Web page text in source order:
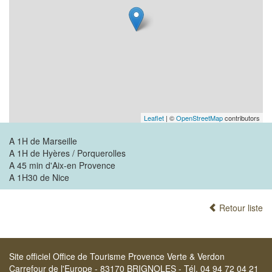
Leaflet | ©OpenStreetMapcontributors
A 1H de Marseille
A 1H de Hyères / Porquerolles
A 45 min d'Aix-en Provence
A 1H30 de Nice
Retour liste
Site officiel Office de Tourisme Provence Verte & Verdon
Carrefour de l'Europe - 83170 BRIGNOLES - Tél. 04 94 72 04 21